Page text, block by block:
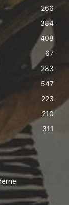
266
384
408
67
283
547
223
210
311